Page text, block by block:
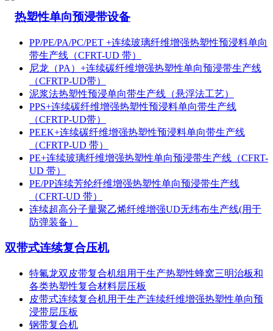
热塑性单向预浸带设备
PP/PE/PA/PC/PET +连续玻璃纤维增强热塑性预浸料单向
带生产线（CFRT-UD 带）
尼龙（PA）+连续碳纤维增强热塑性单向预浸带生产线
（CFRTP-UD带）
泥浆法热塑性预浸单向带生产线（悬浮法工艺）
PPS+连续碳纤维增强热塑性预浸料单向带生产线
（CFRTP-UD带）
PEEK+连续碳纤维增强热塑性预浸料单向带生产线
（CFRTP-UD 带）
PE+连续玻璃纤维增强热塑性单向预浸带生产线（CFRT-
UD 带）
PE/PP连续芳纶纤维增强热塑性单向预浸带生产线
（CFRT-UD 带）
连续超高分子量聚乙烯纤维增强UD无纬布生产线(用于
防弹装备）
双带式连续复合压机
特氟龙双皮带复合机组用于生产热塑性蜂窝三明治板和
各类热塑性复合材料层压板
皮带式连续复合机用于生产连续纤维增强热塑性单向预
浸带层压板
钢带复合机